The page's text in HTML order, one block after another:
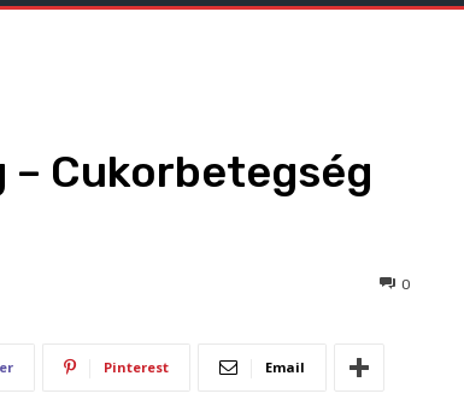
Cukorbetegség
0
Pinterest Email